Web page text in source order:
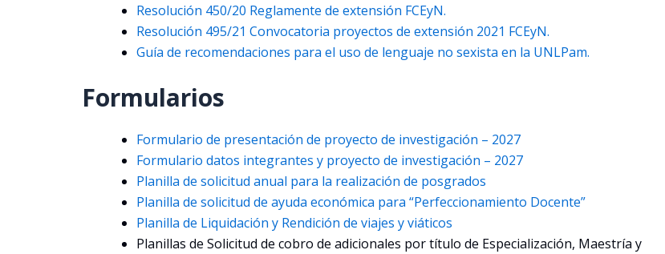
Resolución 450/20 Reglamente de extensión FCEyN.
Resolución 495/21 Convocatoria proyectos de extensión 2021 FCEyN.
Guía de recomendaciones para el uso de lenguaje no sexista en la UNLPam.
Formularios
Formulario de presentación de proyecto de investigación – 2027
Formulario datos integrantes y proyecto de investigación – 2027
Planilla de solicitud anual para la realización de posgrados
Planilla de solicitud de ayuda económica para “Perfeccionamiento Docente”
Planilla de Liquidación y Rendición de viajes y viáticos
Planillas de Solicitud de cobro de adicionales por título de Especialización, Maestría y